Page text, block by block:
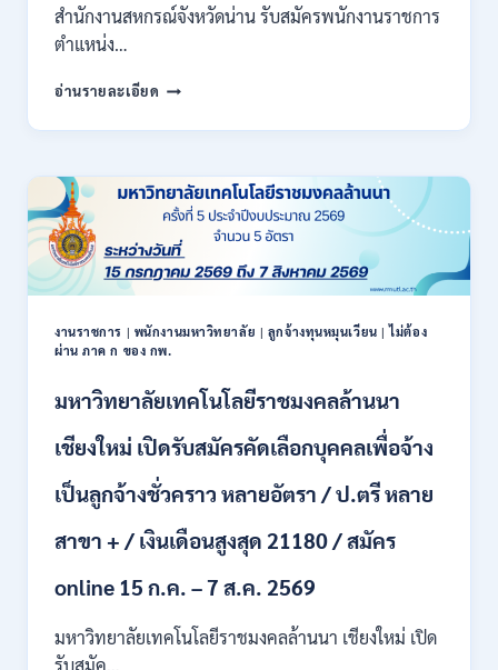
ภาค
กพ.
สมัคร
17
–
28
สิงหาคม
2569
สำนักงานสหกรณ์จังหวัดน่าน รับสมัครพนักงานราชการ
ตำแหน่ง…
อ่านรายละเอียด สำนักงาน
จังหวัด
กรม
ส่ง
เสริม
สหกรณ์
เปิด
รับ
พนักงาน
ราชการ
ปวท.
ป.ตรี
สาขา
/
เงิน
เดือน
/
ต้อง
งานราชการ | พนักงานมหาวิทยาลัย | ลูกจ้างทุนหมุนเวียน |ไม่ต้อง
ผ่าน ภาค ก ของ กพ.
มหาวิทยาลัยเทคโนโลยีราชมงคลล้านนา
เชียงใหม่ เปิดรับสมัครคัดเลือกบุคคลเพื่อจ้าง
เป็นลูกจ้างชั่วคราว หลายอัตรา / ป.ตรี หลาย
สาขา + / เงินเดือนสูงสุด 21180 / สมัคร
online 15 ก.ค. – 7 ส.ค. 2569
มหาวิทยาลัยเทคโนโลยีราชมงคลล้านนา เชียงใหม่ เปิด